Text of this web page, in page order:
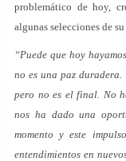
problemático de hoy,
algunas selecciones de
“Puede que hoy
no es una paz
pero no es el final. No
nos ha dado una
momento y este
entendimientos en